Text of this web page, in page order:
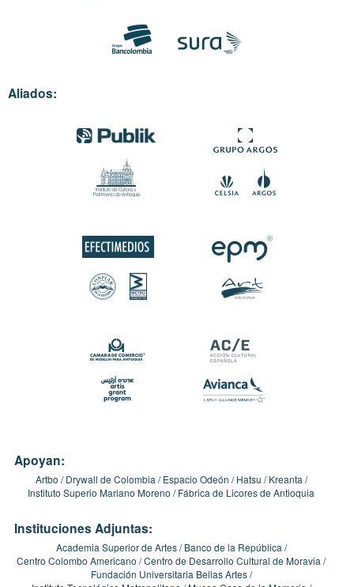
Aliados:
Apoyan:
Artbo Drywall de Colombia Espacio Odeón Hatsu
Kreanta
Instituto Superio Mariano Moreno
Fábrica de Licores de Antioquia
Instituciones Adjuntas:
Academia Superior de Artes
Banco de la República
Centro Colombo Americano Centro de Desarrollo Cultural de Moravia
Fundación Universitaria Bellas Artes